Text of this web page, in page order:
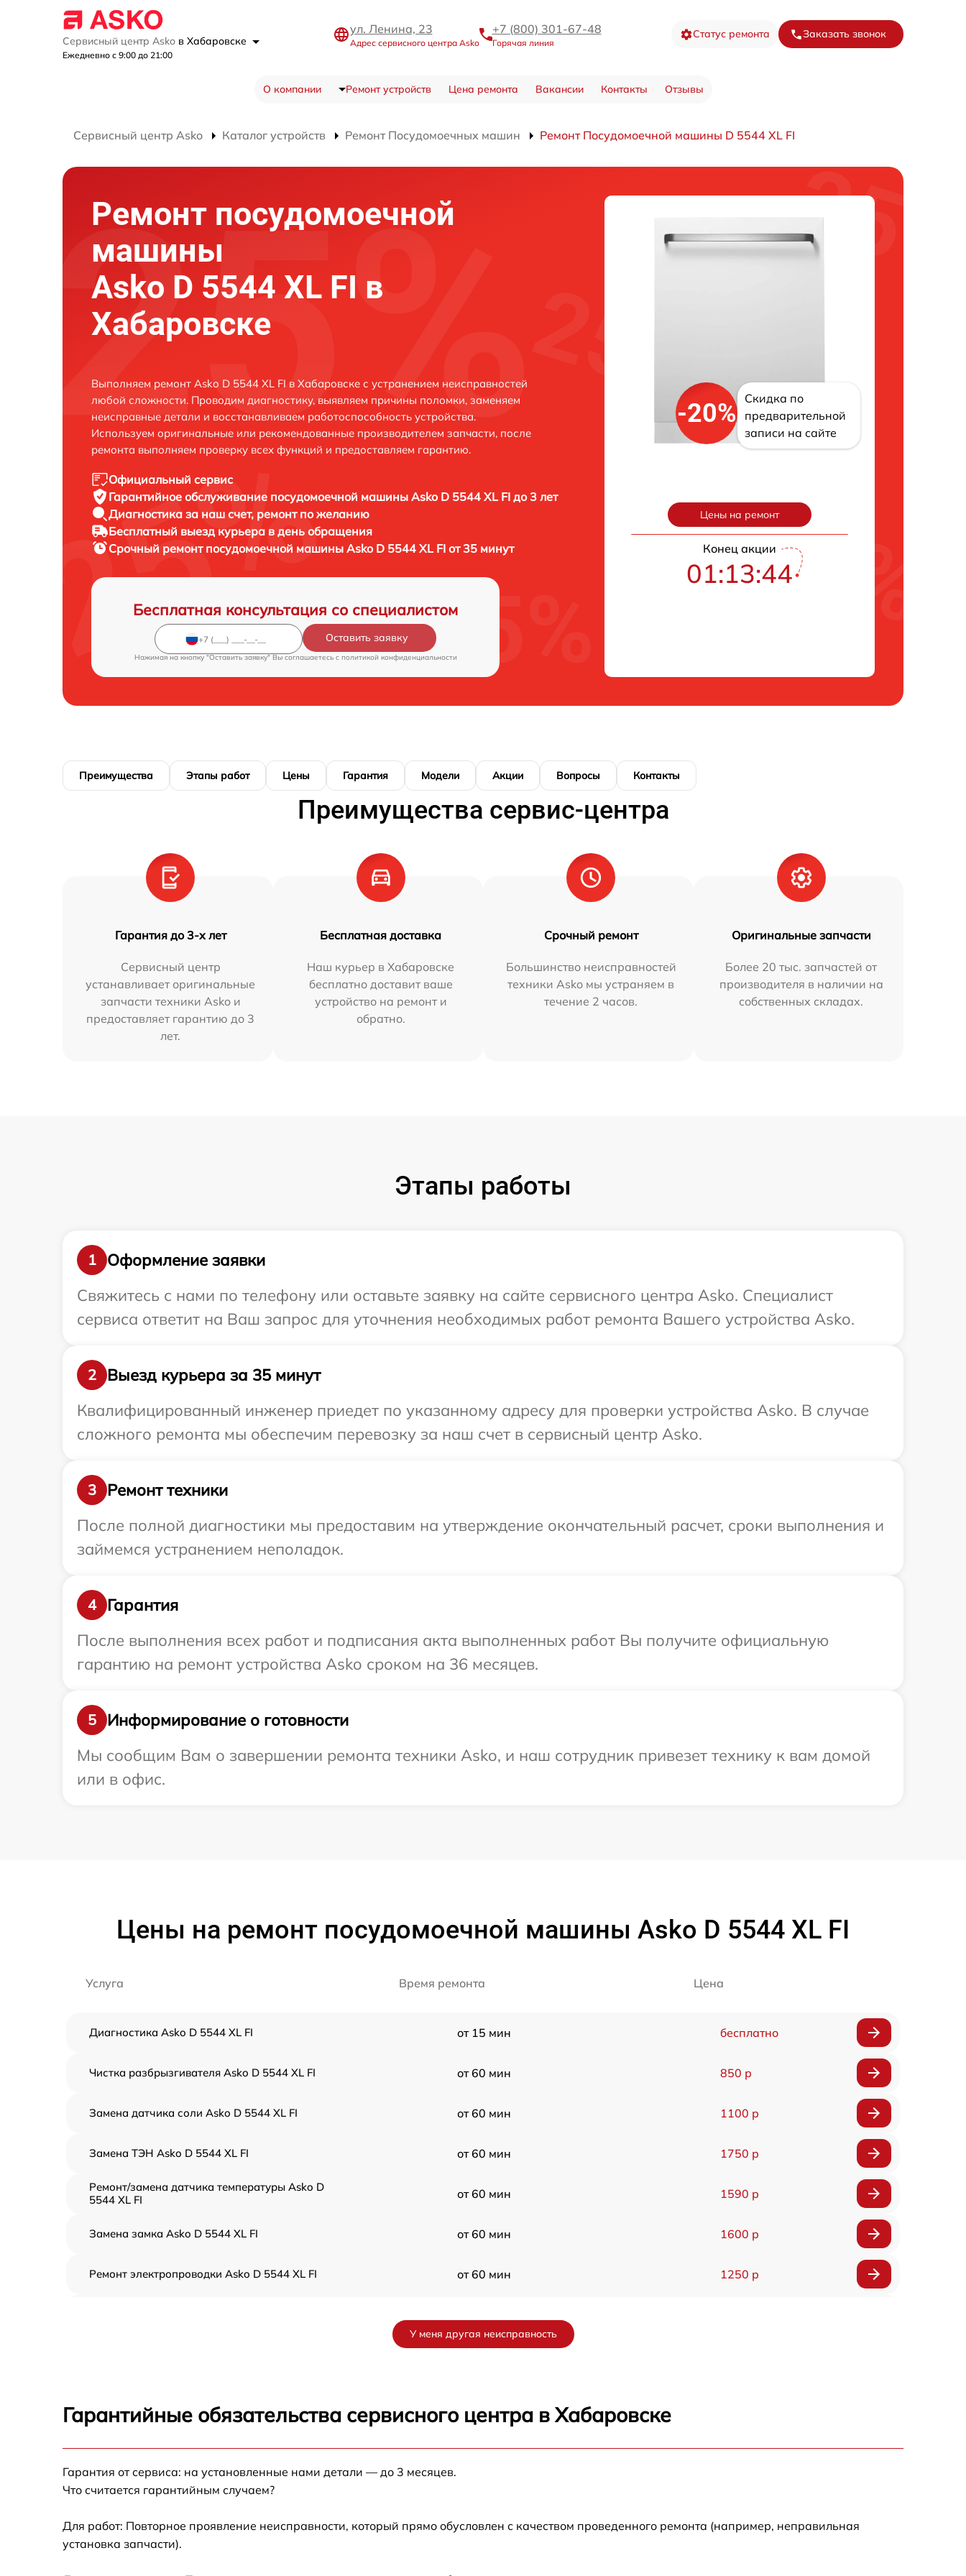
Сервисный центр Asko в Хабаровске
Ежедневно с 9:00 до 21:00
ул. Ленина, 23
Адрес сервисного центра Asko
+7 (800) 301-67-48
Горячая линия
Статус ремонта Заказать звонок
О компании Ремонт устройств Цена ремонта Вакансии Контакты Отзывы
Сервисный центр Asko Каталог устройств Ремонт Посудомоечных машин Ремонт Посудомоечной машины D 5544 XL FI
Ремонт посудомоечной
машины
Asko D 5544 XL FI в
Хабаровске
Выполняем ремонт Asko D 5544 XL FI в Хабаровске с устранением неисправностей
любой сложности. Проводим диагностику, выявляем причины поломки, заменяем
неисправные детали и восстанавливаем работоспособность устройства.
Используем оригинальные или рекомендованные производителем запчасти, после
ремонта выполняем проверку всех функций и предоставляем гарантию.
Официальный сервис
Гарантийное обслуживание посудомоечной машины Asko D 5544 XL FI до 3 лет
Диагностика за наш счет, ремонт по желанию
Бесплатный выезд курьера в день обращения
Срочный ремонт посудомоечной машины Asko D 5544 XL FI от 35 минут
Бесплатная консультация со специалистом
Оставить заявку
Нажимая на кнопку "Оставить заявку" Вы соглашаетесь c политикой конфиденциальности
-20%
Скидка по
предварительной
записи на сайте
Цены на ремонт
Конец акции
01:13:43
Преимущества Этапы работ Цены Гарантия Модели Акции Вопросы Контакты
Преимущества сервис-центра
Гарантия до 3-х лет
Сервисный центр
устанавливает оригинальные
запчасти техники Asko и
предоставляет гарантию до 3
лет.
Бесплатная доставка
Наш курьер в Хабаровске
бесплатно доставит ваше
устройство на ремонт и
обратно.
Срочный ремонт
Большинство неисправностей
техники Asko мы устраняем в
течение 2 часов.
Оригинальные запчасти
Более 20 тыс. запчастей от
производителя в наличии на
собственных складах.
Этапы работы
1
Оформление заявки
Свяжитесь с нами по телефону или оставьте заявку на сайте сервисного центра Asko. Специалист
сервиса ответит на Ваш запрос для уточнения необходимых работ ремонта Вашего устройства Asko.
2
Выезд курьера за 35 минут
Квалифицированный инженер приедет по указанному адресу для проверки устройства Asko. В случае
сложного ремонта мы обеспечим перевозку за наш счет в сервисный центр Asko.
3
Ремонт техники
После полной диагностики мы предоставим на утверждение окончательный расчет, сроки выполнения и
займемся устранением неполадок.
4
Гарантия
После выполнения всех работ и подписания акта выполненных работ Вы получите официальную
гарантию на ремонт устройства Asko сроком на 36 месяцев.
5
Информирование о готовности
Мы сообщим Вам о завершении ремонта техники Asko, и наш сотрудник привезет технику к вам домой
или в офис.
Цены на ремонт посудомоечной машины Asko D 5544 XL FI
Услуга Время ремонта Цена
Диагностика Asko D 5544 XL FI от 15 мин бесплатно
Чистка разбрызгивателя Asko D 5544 XL FI от 60 мин 850 р
Замена датчика соли Asko D 5544 XL FI от 60 мин 1100 р
Замена ТЭН Asko D 5544 XL FI от 60 мин 1750 р
Ремонт/замена датчика температуры Asko D
5544 XL FI
от 60 мин 1590 р
Замена замка Asko D 5544 XL FI от 60 мин 1600 р
Ремонт электропроводки Asko D 5544 XL FI от 60 мин 1250 р
Замена панели управления Asko D 5544 XL FI
У меня другая неисправность
Гарантийные обязательства сервисного центра в Хабаровске
Гарантия от сервиса: на установленные нами детали — до 3 месяцев.
Что считается гарантийным случаем?
Для работ: Повторное проявление неисправности, который прямо обусловлен с качеством проведенного ремонта (например, неправильная
установка запчасти).